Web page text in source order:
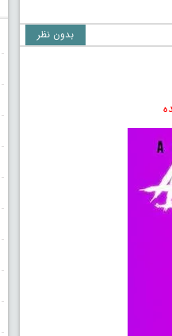
بدون نظر